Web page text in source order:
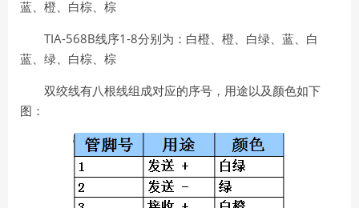
蓝、橙、白棕、棕
TIA-568B线序1-8分别为：白橙、橙、白绿、蓝、白
蓝、绿、白棕、棕
双绞线有八根线组成对应的序号，用途以及颜色如下
图：